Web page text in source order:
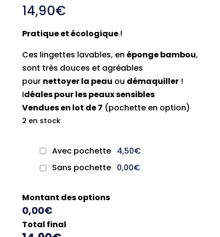
14,90€
Pratique et écologique !
Ces lingettes lavables, en éponge bambou,
sont très douces et agréables
pour nettoyer la peau ou démaquiller!
Idéales pour les peaux sensibles
Vendues en lot de 7 (pochette en option)
2 en stock
Avec pochette 4,50€
Sans pochette 0,00€
Montant des options
0,00€
Total final